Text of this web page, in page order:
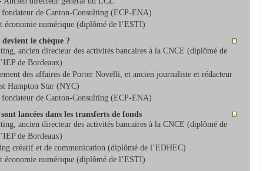
fondateur de Canton-Consulting (ECP-ENA)
économie numérique (diplômé de l’ESTI)
devient le chèque ?
ancien directeur des activités bancaires à la CNCE (diplômé de
de Bordeaux)
des affaires de Porter Novelli, et ancien journaliste et rédacteur
Hampton Star (NYC)
fondateur de Canton-Consulting (ECP-ENA)
lancées dans les transferts de fonds
ancien directeur des activités bancaires à la CNCE (diplômé de
de Bordeaux)
créatif et de communication (diplômé de l’EDHEC)
économie numérique (diplômé de l’ESTI)